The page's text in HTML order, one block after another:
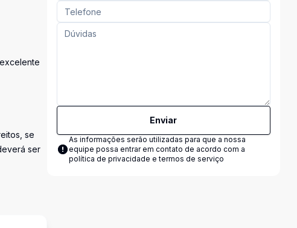
se
ser
Enviar
As informações serão utilizadas para que a nossa
equipe possa entrar em contato de acordo com a
política de privacidade e termos de serviço